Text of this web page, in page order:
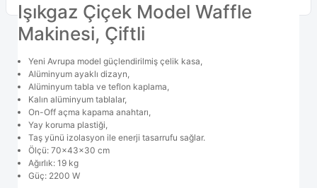
Işıkgaz Çiçek Model Waffle
Makinesi, Çiftli
Yeni Avrupa model güçlendirilmiş çelik kasa,
Alüminyum ayaklı dizayn,
Alüminyum tabla ve teflon kaplama,
Kalın alüminyum tablalar,
On-Off açma kapama anahtarı,
Yay koruma plastiği,
Taş yünü izolasyon ile enerji tasarrufu sağlar.
Ölçü: 70x43x30 cm
Ağırlık: 19 kg
Güç: 2200 W